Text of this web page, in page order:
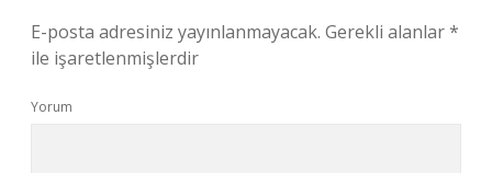
E-posta adresiniz yayınlanmayacak. Gerekli alanlar*
ile işaretlenmişlerdir
Yorum